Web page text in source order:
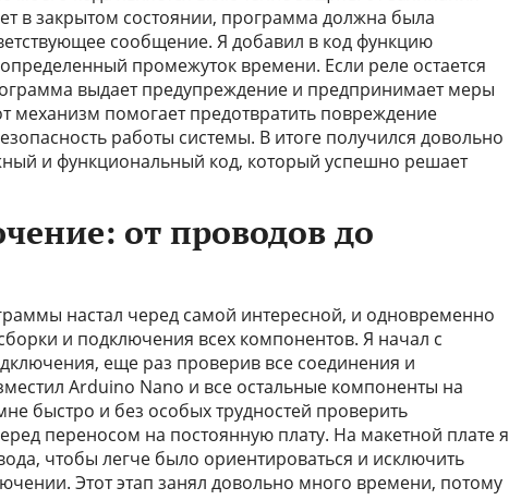
в закрытом состоянии, программа должна была
сообщение. Я добавил в код функцию
промежуток времени. Если реле остается
выдает предупреждение и предпринимает меры
механизм помогает предотвратить повреждение
работы системы. В итоге получился довольно
и функциональный код, который успешно решает
от проводов до
настал черед самой интересной, и одновременно
и подключения всех компонентов. Я начал с
еще раз проверив все соединения и
Arduino Nano и все остальные компоненты на
быстро и без особых трудностей проверить
переносом на постоянную плату. На макетной плате я
чтобы легче было ориентироваться и исключить
Этот этап занял довольно много времени, потому